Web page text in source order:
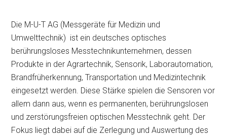
Die M-U-T AG (Messgeräte für Medizin und
Umwelttechnik) ist ein deutsches optisches
berührungsloses Messtechnikunternehmen, dessen
Produkte in der Agrartechnik, Sensorik, Laborautomation,
Brandfrüherkennung, Transportation und Medizintechnik
eingesetzt werden. Diese Stärke spielen die Sensoren vor
allem dann aus, wenn es permanenten, berührungslosen
und zerstörungsfreien optischen Messtechnik geht. Der
Fokus liegt dabei auf die Zerlegung und Auswertung des